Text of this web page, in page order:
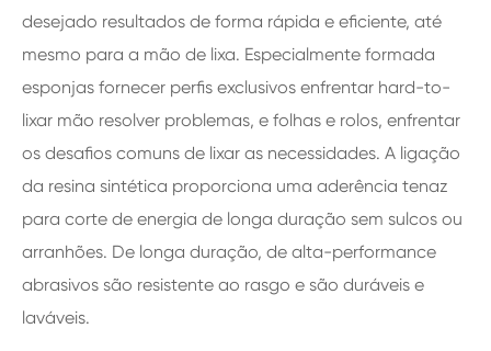
desejado resultados de forma rápida e eficiente, até
mesmo para a mão de lixa. Especialmente formada
esponjas fornecer perfis exclusivos enfrentar hard-to-
lixar mão resolver problemas, e folhas e rolos, enfrentar
os desafios comuns de lixar as necessidades. A ligação
da resina sintética proporciona uma aderência tenaz
para corte de energia de longa duração sem sulcos ou
arranhões. De longa duração, de alta-performance
abrasivos são resistente ao rasgo e são duráveis e
laváveis.